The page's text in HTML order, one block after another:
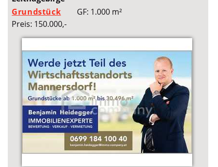
Grundstück
GF: 1.000 m²
Preis: 150.000,-